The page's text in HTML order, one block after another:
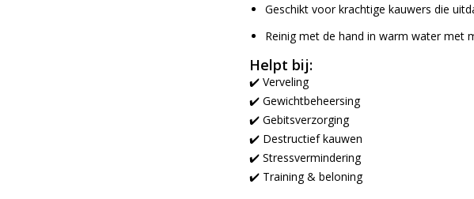
Geschikt voor krachtige kauwers die
Reinig met de hand in warm water met
Helpt bij:
✔️ Verveling
✔️ Gewichtbeheersing
✔️ Gebitsverzorging
✔️ Destructief kauwen
✔️ Stressvermindering
✔️ Training & beloning